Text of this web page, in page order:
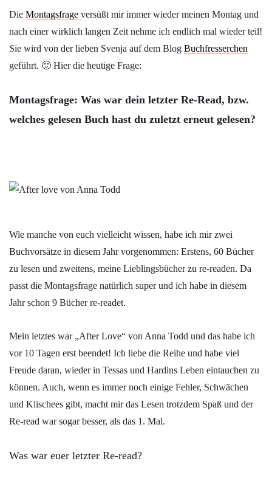
Die Montagsfrage versüßt mir immer wieder meinen Montag und
nach einer wirklich langen Zeit nehme ich endlich mal wieder teil!
Sie wird von der lieben Svenja auf dem Blog Buchfresserchen
geführt. 🙂 Hier die heutige Frage:
Montagsfrage: Was war dein letzter Re-Read, bzw.
welches gelesen Buch hast du zuletzt erneut gelesen?
Wie manche von euch vielleicht wissen, habe ich mir zwei
Buchvorsätze in diesem Jahr vorgenommen: Erstens, 60 Bücher
zu lesen und zweitens, meine Lieblingsbücher zu re-readen. Da
passt die Montagsfrage natürlich super und ich habe in diesem
Jahr schon 9 Bücher re-readet.
Mein letztes war „After Love“ von Anna Todd und das habe ich
vor 10 Tagen erst beendet! Ich liebe die Reihe und habe viel
Freude daran, wieder in Tessas und Hardins Leben eintauchen zu
können. Auch, wenn es immer noch einige Fehler, Schwächen
und Klischees gibt, macht mir das Lesen trotzdem Spaß und der
Re-read war sogar besser, als das 1. Mal.
Was war euer letzter Re-read?